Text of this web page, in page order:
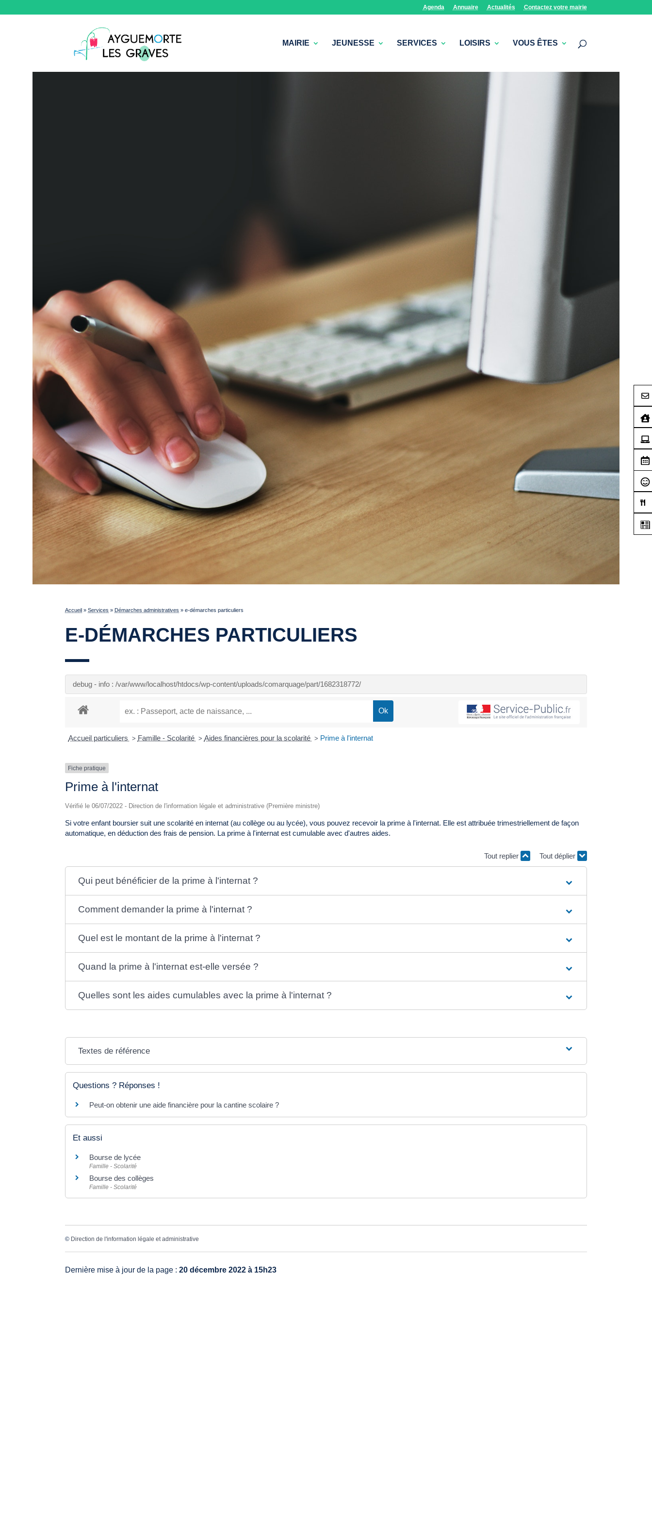
Agenda Annuaire Actualités Contactez votre mairie
MAIRIE JEUNESSE SERVICES LOISIRS VOUS ÊTES
Accueil »Services » Démarches administratives »e-démarches particuliers
E-DÉMARCHES PARTICULIERS
debug - info : /var/www/localhost/htdocs/wp-content/uploads/comarquage/part/1682318772/
Accueil particuliers > Famille - Scolarité > Aides financières pour la scolarité > Prime à l'internat
Fiche pratique
Prime à l'internat
Vérifié le 06/07/2022 - Direction de l'information légale et administrative (Première ministre)
Si votre enfant boursier suit une scolarité en internat (au collège ou au lycée), vous pouvez recevoir la prime à l'internat. Elle est attribuée trimestriellement de façon
automatique, en déduction des frais de pension. La prime à l'internat est cumulable avec d'autres aides.
Tout replier Tout déplier
Qui peut bénéficier de la prime à l'internat ?
Comment demander la prime à l'internat ?
Quel est le montant de la prime à l'internat ?
Quand la prime à l'internat est-elle versée ?
Quelles sont les aides cumulables avec la prime à l'internat ?
Textes de référence
Questions ? Réponses !
Peut-on obtenir une aide financière pour la cantine scolaire ?
Et aussi
Bourse de lycée
Famille - Scolarité
Bourse des collèges
Famille - Scolarité
© Direction de l'information légale et administrative
Dernière mise à jour de la page :20 décembre 2022 à 15h23